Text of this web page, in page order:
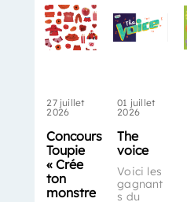
27 juillet
2026
Concours
Toupie
« Crée
ton
monstre
01 juillet
2026
The
voice
Voici les
gagnant
s du